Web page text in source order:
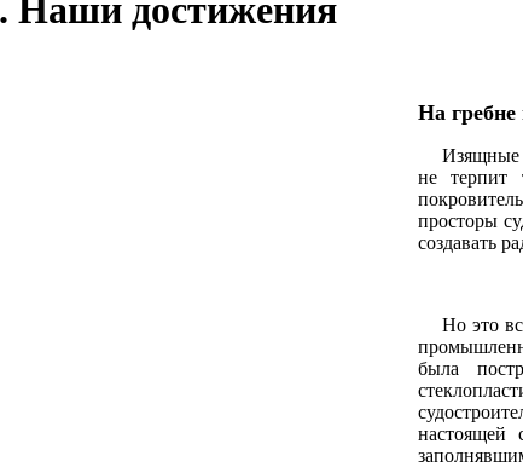
Наши достижения
На
Изящные
не терпит
просторы
создавать
Но это все
была
настоящей